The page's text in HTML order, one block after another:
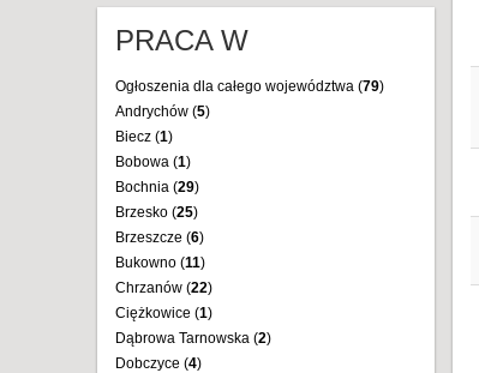
PRACA W
Ogłoszenia dla całego województwa (79)
Andrychów (5)
Biecz (1)
Bobowa (1)
Bochnia (29)
Brzesko (25)
Brzeszcze (6)
Bukowno (11)
Chrzanów (22)
Ciężkowice (1)
Dąbrowa Tarnowska (2)
Dobczyce (4)